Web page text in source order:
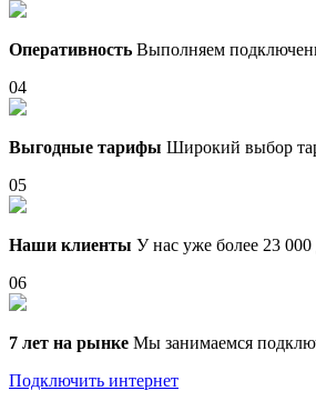
Оперативность Выполняем
04
Выгодные тарифы Широкий выбор
05
Наши клиенты У нас уже более 23
06
7 лет на рынке Мы занимаемся
Подключить интернет